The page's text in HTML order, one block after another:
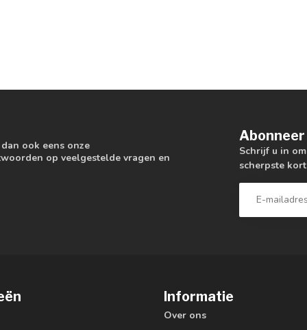
ook eens onze
op veelgestelde vragen en
Schrijf u in
scherpste
Informatie
Over ons